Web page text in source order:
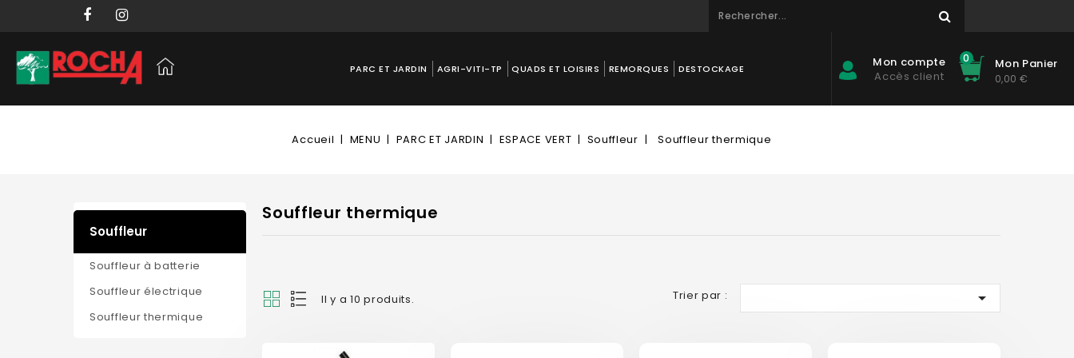
Mon compte
Accès client
Mon Panier
0
0,00 €
PARC ET JARDIN AGRI-VITI-TP QUADS ET LOISIRS REMORQUES DESTOCKAGE
Accueil MENU PARC ET JARDIN ESPACE VERT Souffleur Souffleur thermique
Souffleur
Souffleur à batterie
Souffleur électrique
Souffleur thermique
Souffleur thermique
Il y a 10 produits. Trier par : 